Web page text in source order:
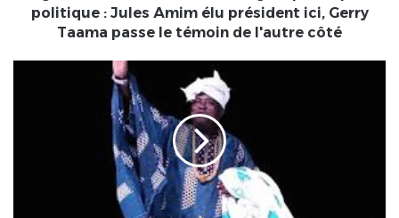
politique
politique : Jules Amim élu président ici, Gerry
Taama passe le témoin de l'autre côté